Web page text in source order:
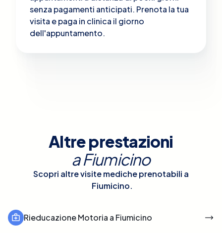
senza pagamenti anticipati. Prenota la tua
visita e paga in clinica il giorno
dell'appuntamento.
Altre prestazioni
aFiumicino
Scopri altre visite mediche prenotabili a
Fiumicino.
Rieducazione Motoria a Fiumicino